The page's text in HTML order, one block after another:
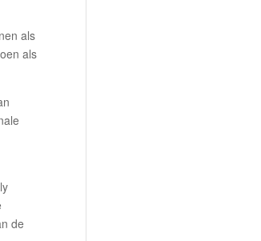
als
als
de